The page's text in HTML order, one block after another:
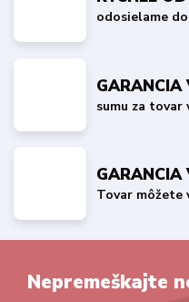
odosielame
GARANCIA
sumu za tovar
GARANCIA
Tovar
Nepremeškajte